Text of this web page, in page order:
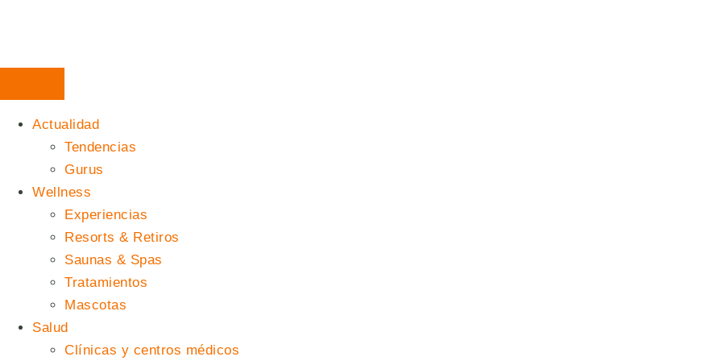
Actualidad
Tendencias
Gurus
Wellness
Experiencias
Resorts & Retiros
Saunas & Spas
Tratamientos
Mascotas
Salud
Clínicas y centros médicos